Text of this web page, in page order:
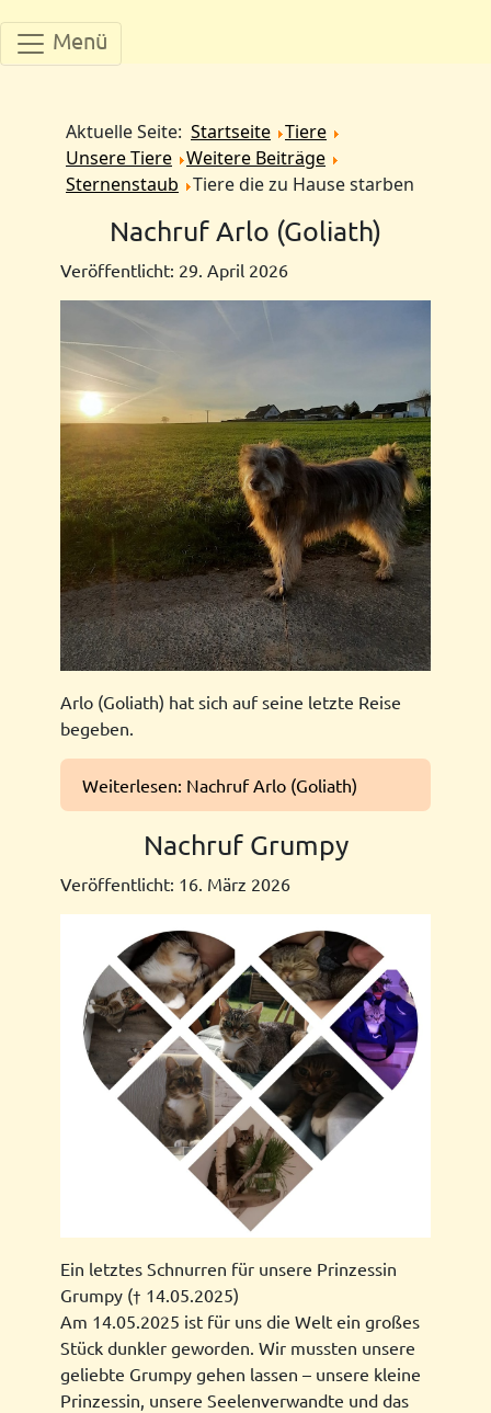
Menü
Aktuelle Seite: Startseite Tiere
Unsere Tiere Weitere Beiträge
Sternenstaub
Tiere die zu Hause starben
Nachruf Arlo (Goliath)
Veröffentlicht: 29. April 2026
Arlo (Goliath) hat sich auf seine letzte Reise
begeben.
Weiterlesen: Nachruf Arlo (Goliath)
Nachruf Grumpy
Veröffentlicht: 16. März 2026
Ein letztes Schnurren für unsere Prinzessin
Grumpy († 14.05.2025)
​Am 14.05.2025 ist für uns die Welt ein großes
Stück dunkler geworden. Wir mussten unsere
geliebte Grumpy gehen lassen – unsere kleine
Prinzessin, unsere Seelenverwandte und das